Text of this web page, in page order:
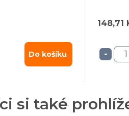
Do košíku
148,71
-
si také